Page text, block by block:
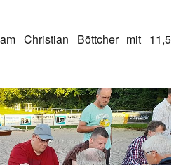
Christian Böttcher mit 11,5